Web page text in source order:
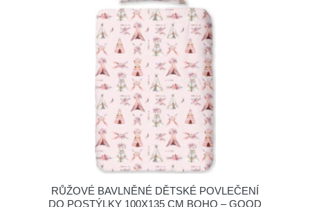
RŮŽOVÉ BAVLNĚNÉ DĚTSKÉ POVLEČENÍ
DO POSTÝLKY 100X135 CM BOHO – GOOD